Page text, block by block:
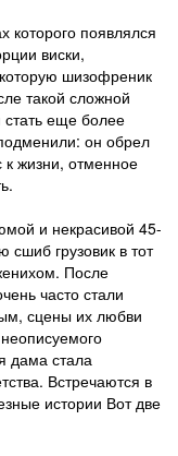
которого появлялся
виски,
шизофреник
такой сложной
еще более
он обрел
жизни, отменное
и некрасивой 45-
грузовик в тот
После
часто стали
сцены их любви
дама стала
Встречаются в
истории Вот две